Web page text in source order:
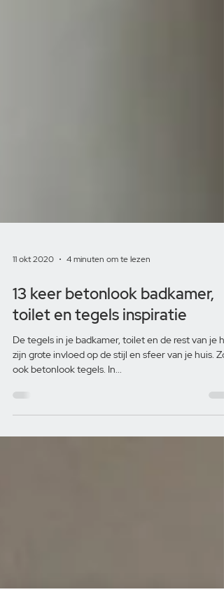
13 keer betonlook badkamer,
ook betonlook tegels. In...